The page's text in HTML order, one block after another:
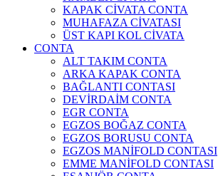
KAPAK CİVATA CONTA
MUHAFAZA CİVATASI
ÜST KAPI KOL CİVATA
CONTA
ALT TAKIM CONTA
ARKA KAPAK CONTA
BAĞLANTI CONTASI
DEVİRDAİM CONTA
EGR CONTA
EGZOS BOĞAZ CONTA
EGZOS BORUSU CONTA
EGZOS MANİFOLD CONTASI
EMME MANİFOLD CONTASI